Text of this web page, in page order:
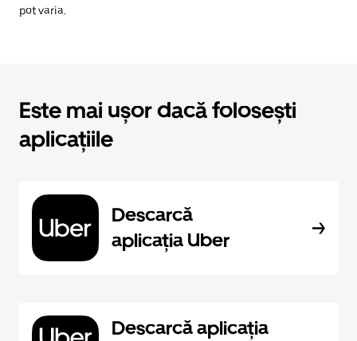
pot varia.
Este mai ușor dacă folosești
aplicațiile
Descarcă
aplicația Uber
Descarcă aplicația